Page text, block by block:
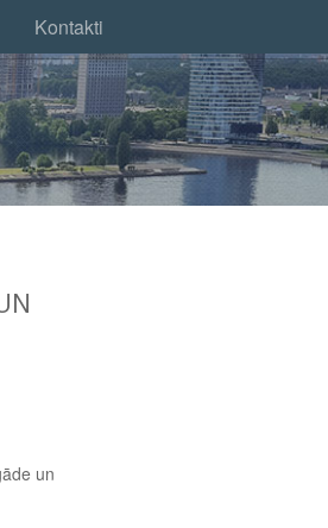
Kontakti
un